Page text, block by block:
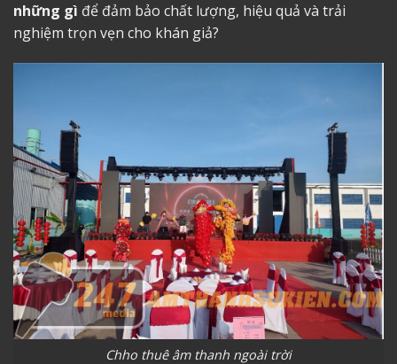
những gì để đảm bảo chất lượng, hiệu quả và trải
nghiệm trọn vẹn cho khán giả?
Chho thuê âm thanh ngoài trời